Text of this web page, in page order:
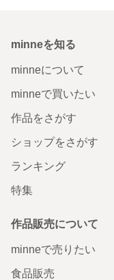
minneを知る
minneについて
minneで買いたい
作品をさがす
ショップをさがす
ランキング
特集
作品販売について
minneで売りたい
食品販売